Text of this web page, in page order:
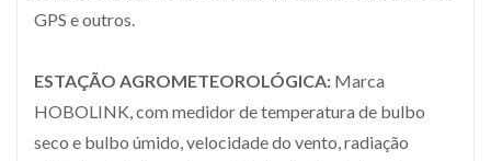
GPS e outros.
ESTAÇÃO AGROMETEOROLÓGICA: Marca
HOBOLINK, com medidor de temperatura de bulbo
seco e bulbo úmido, velocidade do vento, radiação